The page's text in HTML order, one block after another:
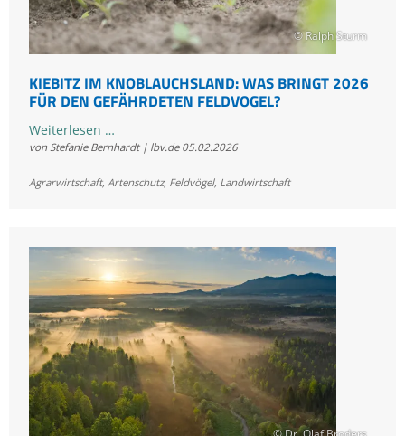
© Ralph Sturm
KIEBITZ IM KNOBLAUCHSLAND: WAS BRINGT 2026
FÜR DEN GEFÄHRDETEN FELDVOGEL?
Weiterlesen …Kiebitz
im
für
den
gefährdeten
Feldvogel?
von Stefanie Bernhardt | lbv.de 05.02.2026
Agrarwirtschaft, Artenschutz, Feldvögel, Landwirtschaft